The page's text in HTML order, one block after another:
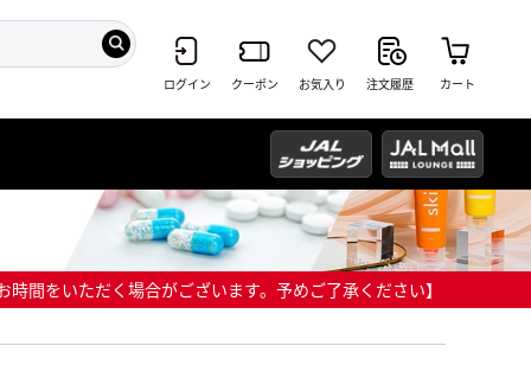
ログイン クーポン お気入り 注文履歴 カート
間をいただく場合がございます。予めご了承ください】